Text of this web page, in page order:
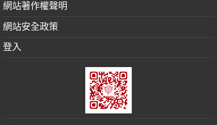
網站著作權聲明
網站安全政策
登入